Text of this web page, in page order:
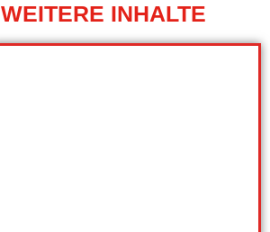
WEITERE INHALTE